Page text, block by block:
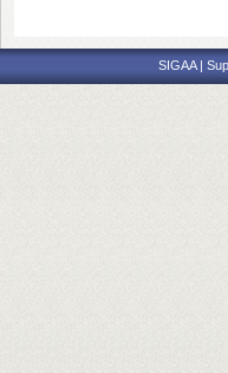
SIGAA |